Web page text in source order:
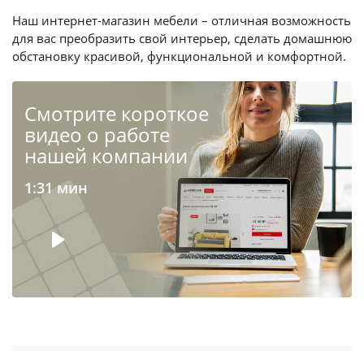
Наш интернет-магазин мебели – отличная возможность
для вас преобразить свой интерьер, сделать домашнюю
обстановку красивой, функциональной и комфортной.
Cмотрите короткое
видео о работе
нашей компании
1:31 мин